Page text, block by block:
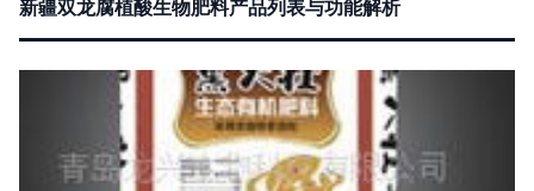
新疆双龙腐植酸生物肥料产品列表与功能解析